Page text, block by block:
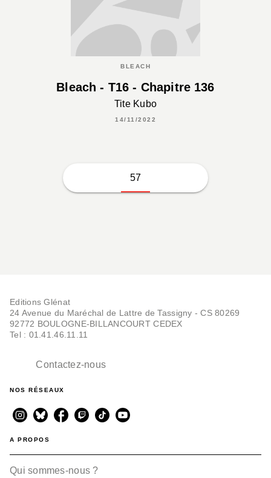
BLEACH
Bleach - T16 - Chapitre 136
Tite Kubo
14/11/2022
57
Editions Glénat
24 Avenue du Maréchal de Lattre de Tassigny - CS 80269
92772 BOULOGNE-BILLANCOURT CEDEX
Tel : 01.41.46.11.11
Contactez-nous
NOS RÉSEAUX
A PROPOS
Qui sommes-nous ?